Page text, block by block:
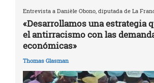
Entrevista a Danièle Obono, diputada de La
«Desarrollamos una estrategia
el antirracismo con las
económicas»
Thomas Glasman